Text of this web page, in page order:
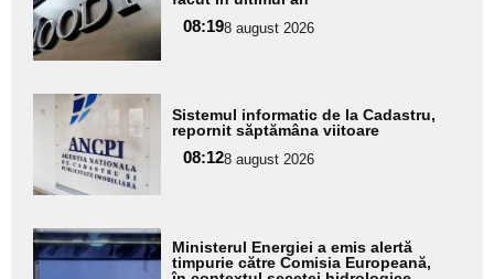
pentru
subtitlu
08:198 august 2026
Adaugă
aici textul
pentru
subtitlu
Sistemul informatic de la Cadastru,
repornit săptămâna viitoare
08:128 august 2026
Adaugă
aici textul
Ministerul Energiei a emis alertă
timpurie către Comisia Europeană,